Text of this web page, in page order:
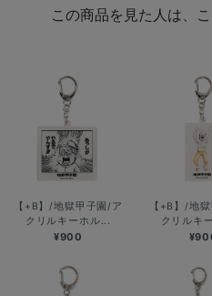
この商品を見た人は、
【+B】/地獄甲子園/ア
クリルキーホル...
¥900
【+B】/地
クリルキ